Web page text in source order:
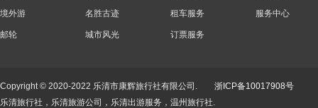
境外游
邮轮
名胜古迹
城市风光
租车服务
订票服务
服务中心
Copyright © 2020-2022 乐清市康辉旅行社有限公司. 浙ICP备10017908号
乐清旅行社，乐清旅游公司，乐清出游服务，温州旅行社.